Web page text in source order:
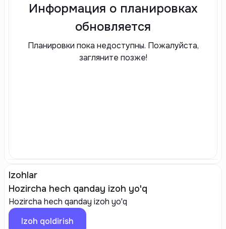
Информация о планировках
обновляется
Планировки пока недоступны. Пожалуйста,
загляните позже!
Izohlar
Hozircha hech qanday izoh yo'q
Hozircha hech qanday izoh yo'q
Izoh qoldirish